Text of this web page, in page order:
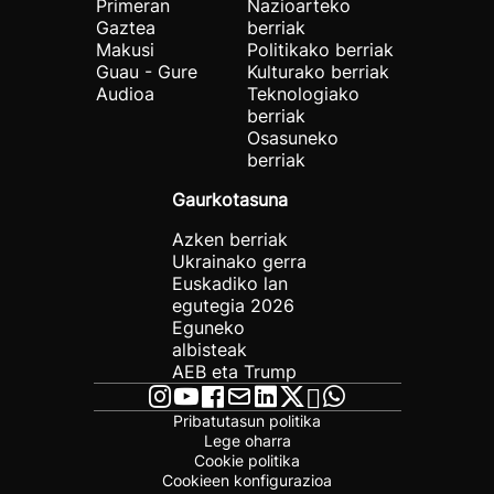
Primeran
Gaztea
Makusi
Guau - Gure
Audioa
Nazioarteko
berriak
Politikako berriak
Kulturako berriak
Teknologiako
berriak
Osasuneko
berriak
Gaurkotasuna
Azken berriak
Ukrainako gerra
Euskadiko lan
egutegia 2026
Eguneko
albisteak
AEB eta Trump
Pribatutasun politika
Lege oharra
Cookie politika
Cookieen konfigurazioa